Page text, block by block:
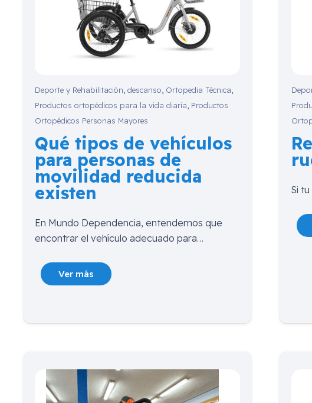
Deporte y Rehabilitación ,descanso Ortopedia Técnica
Productos ortopédicos para la vida diaria Productos
Ortopédicos Personas Mayores
Qué tipos de vehículos
para personas de
movilidad reducida
existen
En Mundo Dependencia, entendemos que
encontrar el vehículo adecuado para…
Ver más
Si